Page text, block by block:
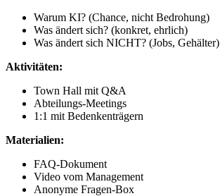
Warum KI? (Chance, nicht Bedrohung)
Was ändert sich? (konkret, ehrlich)
Was ändert sich NICHT? (Jobs, Gehälter)
Aktivitäten:
Town Hall mit Q&A
Abteilungs-Meetings
1:1 mit Bedenkenträgern
Materialien:
FAQ-Dokument
Video vom Management
Anonyme Fragen-Box